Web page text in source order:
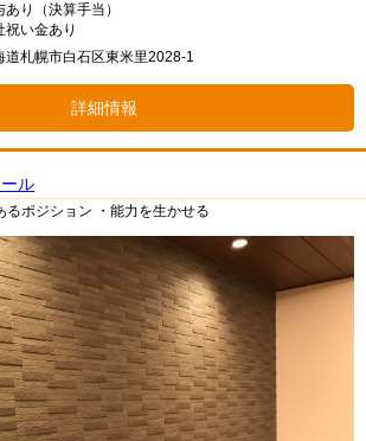
あり（決算手当）
祝い金あり
道札幌市白石区東米里2028-1
詳細情報
ル
るポジション ・能力を生かせる